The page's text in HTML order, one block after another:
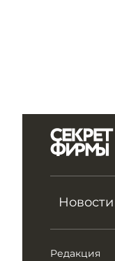
Новости
Редакция